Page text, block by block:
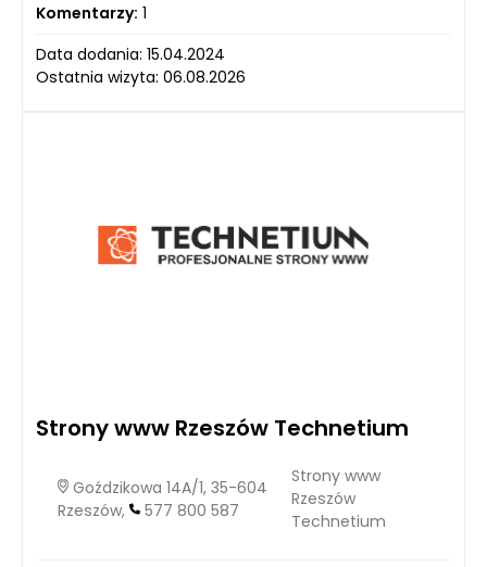
Komentarzy: 1
Data dodania: 15.04.2024
Ostatnia wizyta: 06.08.2026
Strony www Rzeszów Technetium
Goździkowa 14A/1, 35-604
Rzeszów,
577 800 587
Strony www
Rzeszów
Technetium